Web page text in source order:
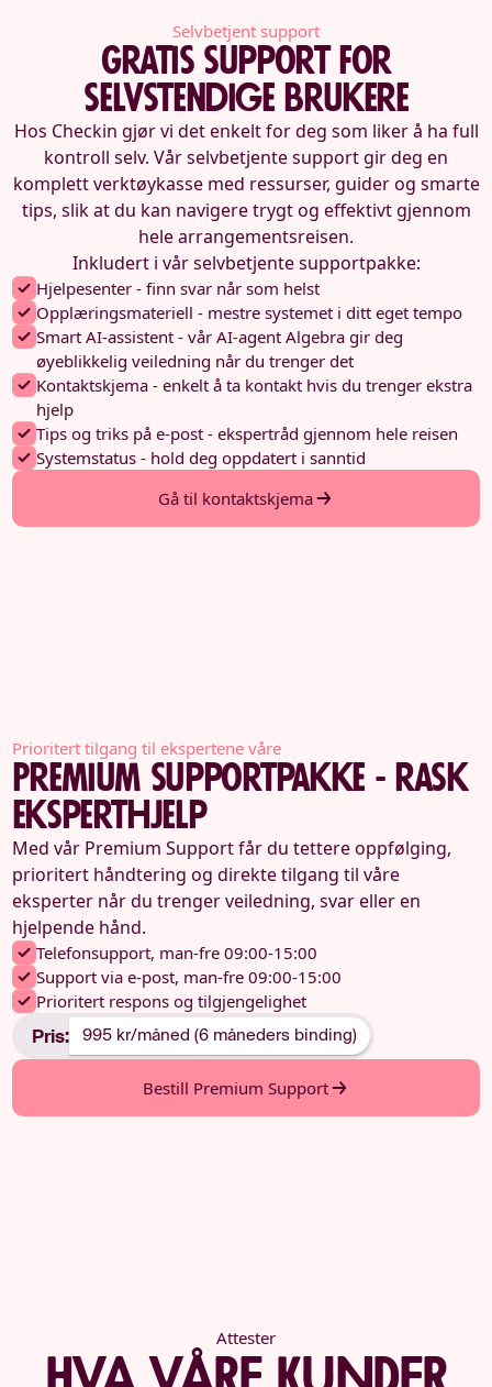
Selvbetjent support
Gratis support for
selvstendige brukere
Hos Checkin gjør vi det enkelt for deg som liker å ha full
kontroll selv. Vår selvbetjente support gir deg en
komplett verktøykasse med ressurser, guider og smarte
tips, slik at du kan navigere trygt og effektivt gjennom
hele arrangementsreisen.
Inkludert i vår selvbetjente supportpakke:
Hjelpesenter - finn svar når som helst
Opplæringsmateriell - mestre systemet i ditt eget tempo
Smart AI-assistent - vår AI-agent Algebra gir deg
øyeblikkelig veiledning når du trenger det
Kontaktskjema - enkelt å ta kontakt hvis du trenger ekstra
hjelp
Tips og triks på e-post - ekspertråd gjennom hele reisen
Systemstatus - hold deg oppdatert i sanntid
Gå til kontaktskjema
Prioritert tilgang til ekspertene våre
Premium supportpakke - rask
eksperthjelp
Med vår Premium Support får du tettere oppfølging,
prioritert håndtering og direkte tilgang til våre
eksperter når du trenger veiledning, svar eller en
hjelpende hånd.
Telefonsupport, man-fre 09:00-15:00
Support via e-post, man-fre 09:00-15:00
Prioritert respons og tilgjengelighet
Pris: 995 kr/måned (6 måneders binding)
Bestill Premium Support
Attester